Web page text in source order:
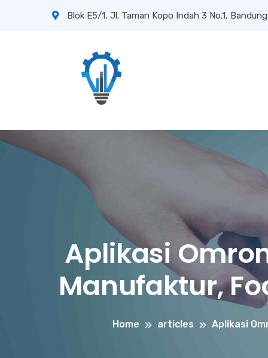
Blok E5/1, Jl. Taman Kopo Indah 3 No.1, Bandung
Aplikasi
Manufaktur,
Home articles Aplikasi